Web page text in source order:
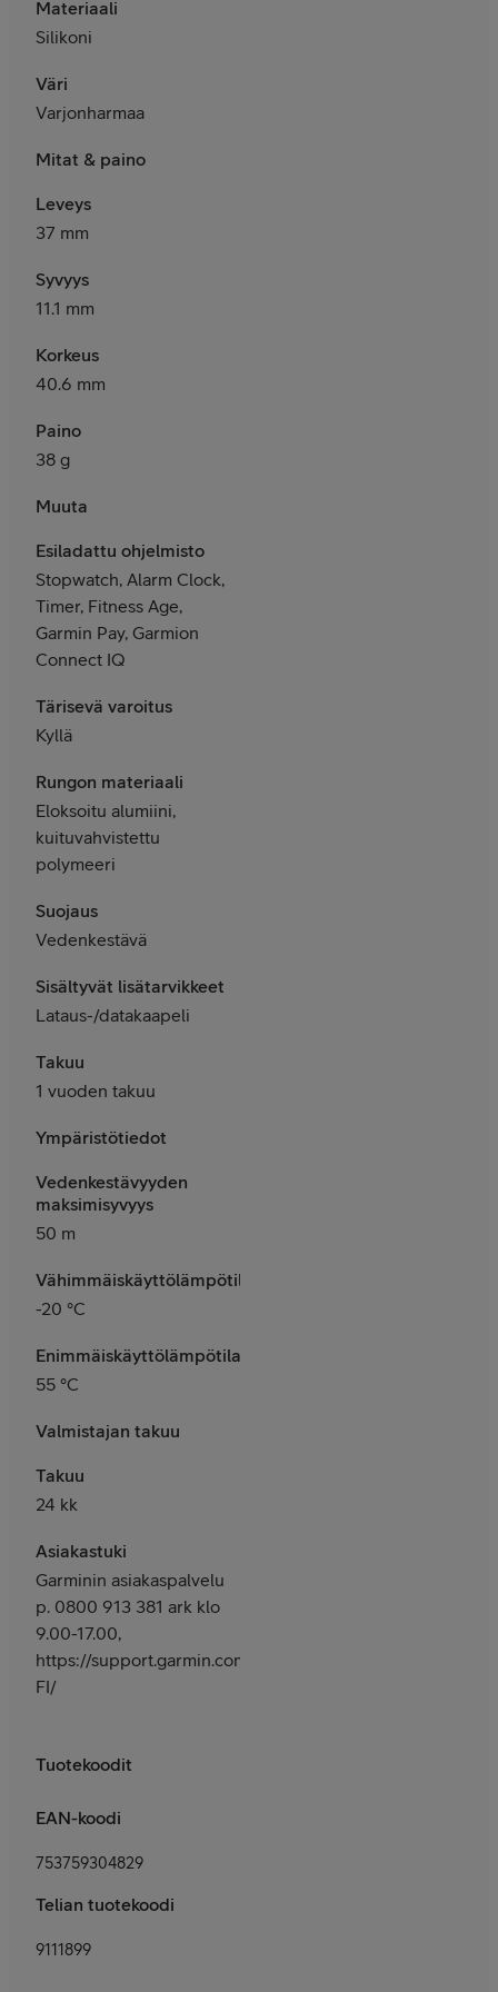
Materiaali
Silikoni
Väri
Varjonharmaa
Mitat & paino
Leveys
37 mm
Syvyys
11.1 mm
Korkeus
40.6 mm
Paino
38 g
Muuta
Esiladattu ohjelmisto
Stopwatch, Alarm Clock,
Timer, Fitness Age,
Garmin Pay, Garmion
Connect IQ
Tärisevä varoitus
Kyllä
Rungon materiaali
Eloksoitu alumiini,
kuituvahvistettu
polymeeri
Suojaus
Vedenkestävä
Sisältyvät lisätarvikkeet
Lataus-/datakaapeli
Takuu
1 vuoden takuu
Ympäristötiedot
Vedenkestävyyden
maksimisyvyys
50 m
Vähimmäiskäyttölämpötila
-20 °C
Enimmäiskäyttölämpötila
55 °C
Valmistajan takuu
Takuu
24 kk
Asiakastuki
Garminin asiakaspalvelu
p. 0800 913 381 ark klo
9.00-17.00,
https://support.garmin.com/fi-
FI/
Tuotekoodit
EAN-koodi
753759304829
Telian tuotekoodi
9111899